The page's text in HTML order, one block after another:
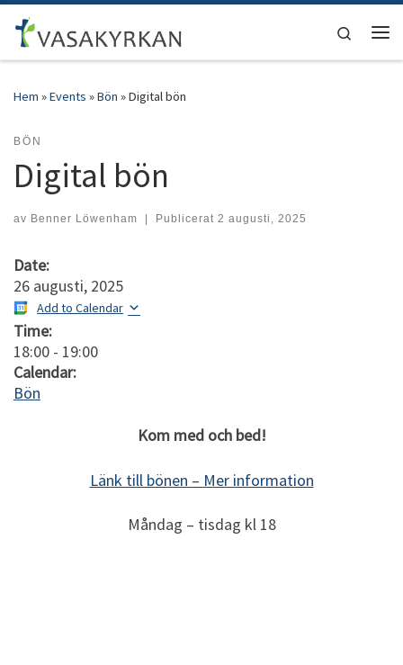
Hoppa till innehåll
Search
Hem »Events »Bön »Digital bön
BÖN
Digital bön
av Benner Löwenham | Publicerat 2 augusti, 2025
Date:
26 augusti, 2025
Add to Calendar
Time:
18:00 - 19:00
Calendar:
Bön
Kom med och bed!
Länk till bönen – Mer information
Måndag – tisdag kl 18